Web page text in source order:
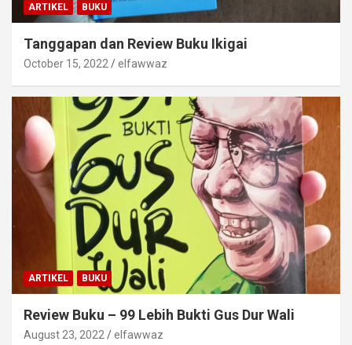
ARTIKEL BUKU
Tanggapan dan Review Buku Ikigai
October 15, 2022 elfawwaz
ARTIKEL BUKU
Review Buku – 99 Lebih Bukti Gus Dur Wali
August 23, 2022 elfawwaz